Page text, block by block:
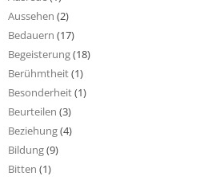
Aussehen (2)
Bedauern (17)
Begeisterung(18)
Berühmtheit(1)
Besonderheit(1)
Beurteilen (3)
Beziehung(4)
Bildung(9)
Bitten (1)